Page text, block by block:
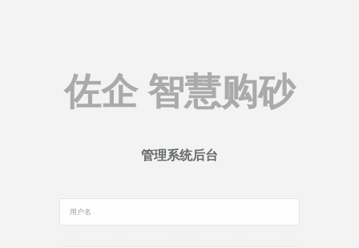
佐企 智慧购砂
管理系统后台